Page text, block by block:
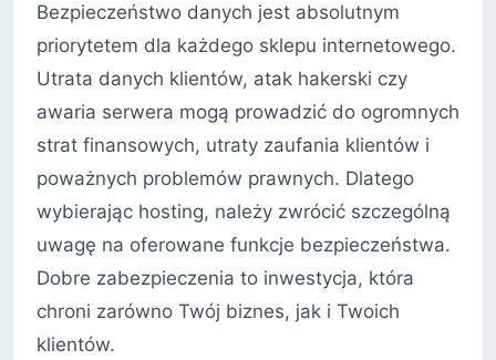
Bezpieczeństwo danych jest absolutnym
priorytetem dla każdego sklepu internetowego.
Utrata danych klientów, atak hakerski czy
awaria serwera mogą prowadzić do ogromnych
strat finansowych, utraty zaufania klientów i
poważnych problemów prawnych. Dlatego
wybierając hosting, należy zwrócić szczególną
uwagę na oferowane funkcje bezpieczeństwa.
Dobre zabezpieczenia to inwestycja, która
chroni zarówno Twój biznes, jak i Twoich
klientów.